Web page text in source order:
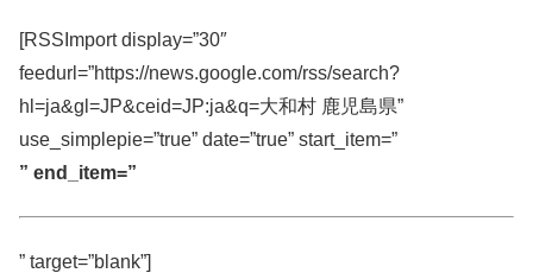
[RSSImport display=”30″
feedurl=”https://news.google.com/rss/search?
hl=ja&gl=JP&ceid=JP:ja&q=大和村 鹿児島県”
use_simplepie=”true” date=”true” start_item=”
” end_item=”
” target=”blank”]